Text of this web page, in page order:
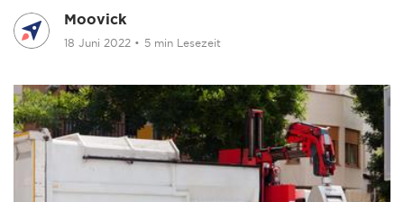
Moovick
18 Juni 2022 • 5 min Lesezeit